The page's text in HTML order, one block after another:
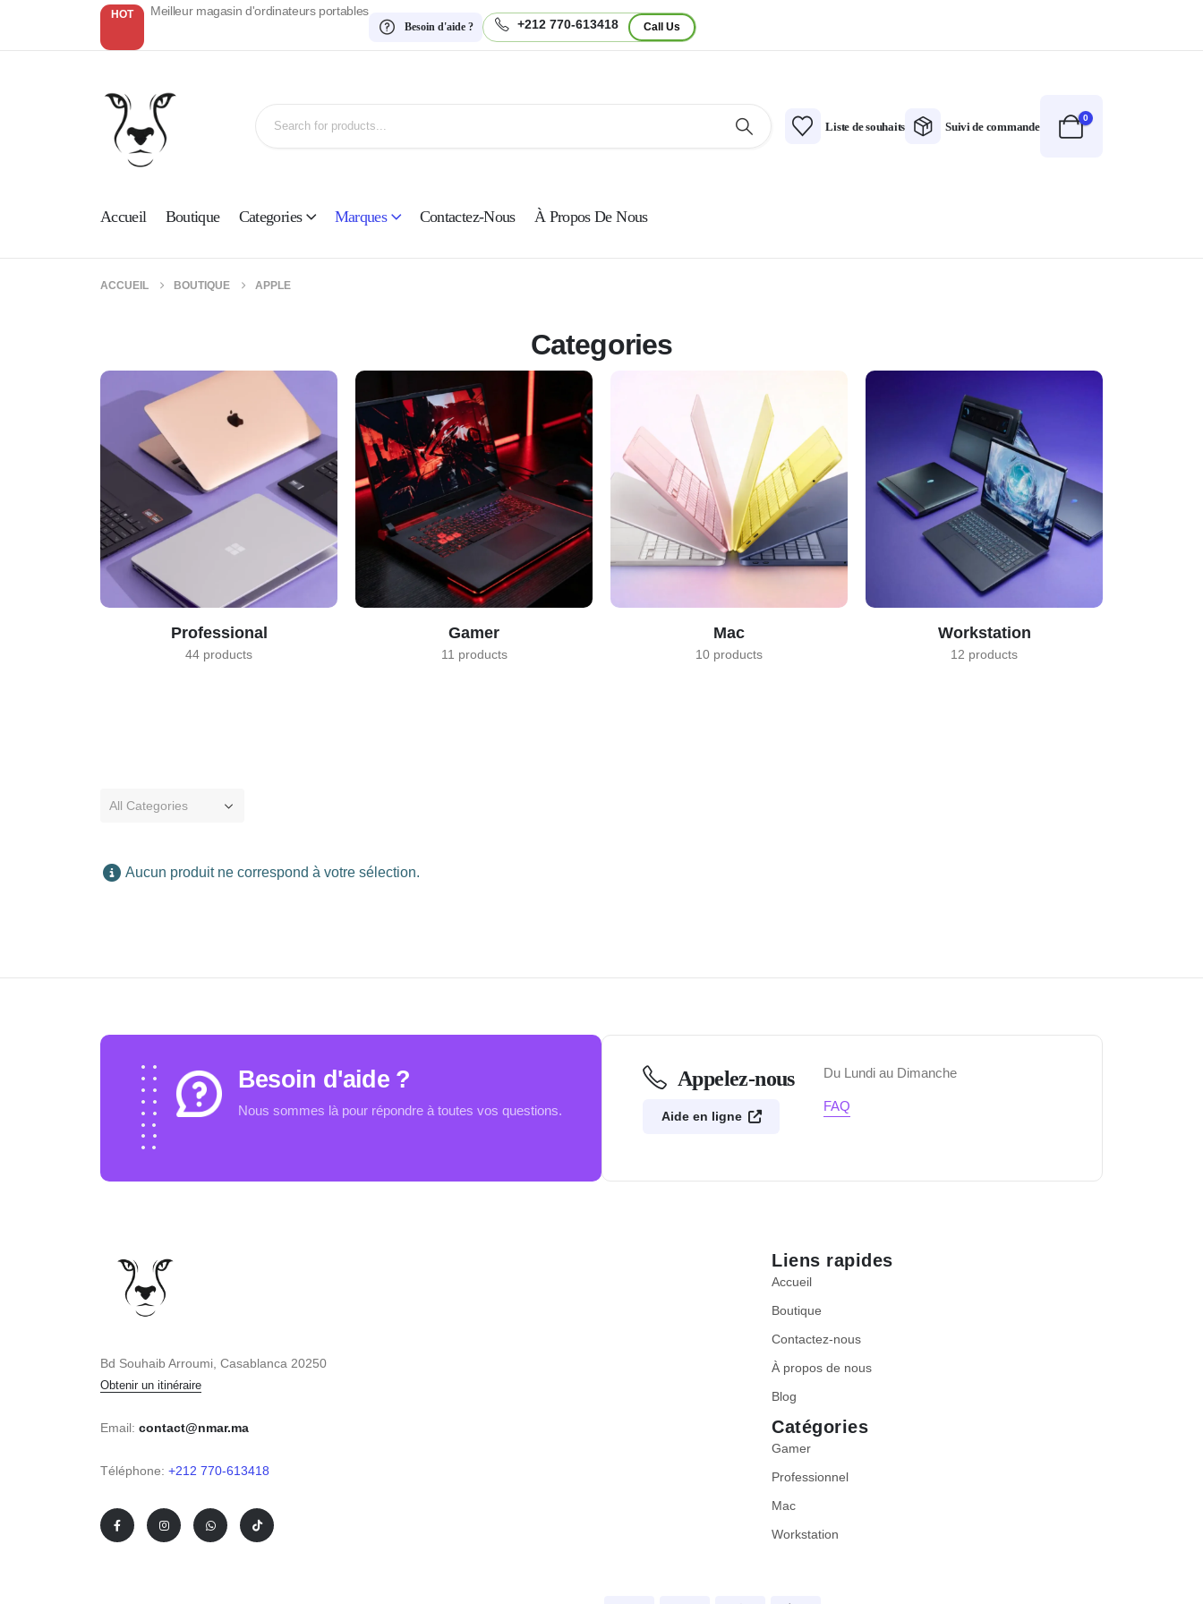
HOT Meilleur magasin d'ordinateurs portables
Besoin d'aide ? +212 770-613418 Call Us
Liste de souhaits Suivi de commande
0
Accueil Boutique Categories Marques Contactez-Nous À Propos De Nous
ACCUEIL BOUTIQUE APPLE
Categories
Professional
44 products
Gamer
11 products
Mac
10 products
Workstation
12 products
All Categories
Aucun produit ne correspond à votre sélection.
Besoin d'aide ?
Nous sommes là pour répondre à toutes vos questions.
Appelez-nous
Aide en ligne
Du Lundi au Dimanche
FAQ
Bd Souhaib Arroumi, Casablanca 20250
Obtenir un itinéraire
Email: contact@nmar.ma
Téléphone: +212 770-613418
Liens rapides
Accueil
Boutique
Contactez-nous
À propos de nous
Blog
Catégories
Gamer
Professionnel
Mac
Workstation
Contactez votre vendeur
Mohamed
Cliquez pour discuter